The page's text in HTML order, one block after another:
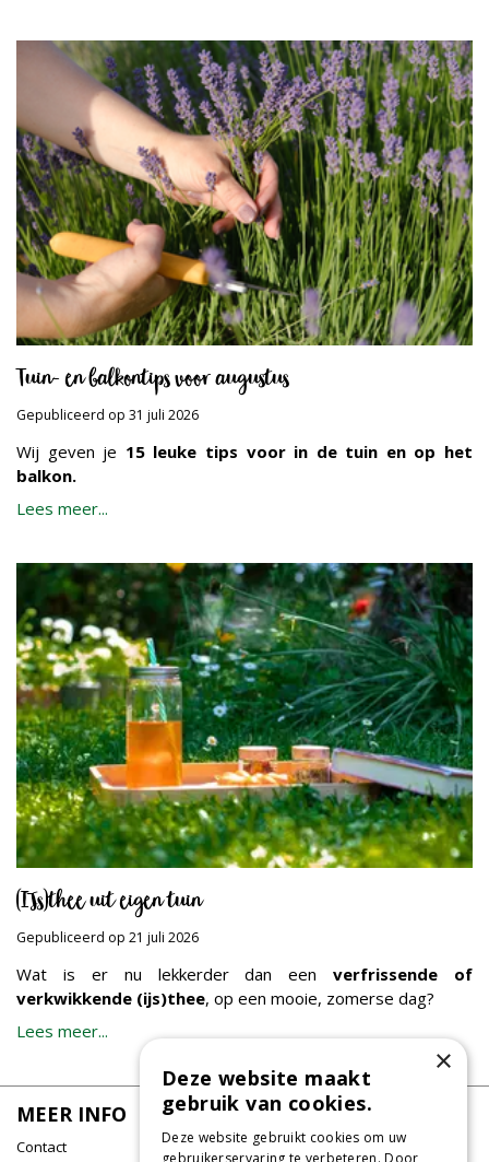
Tuin- en balkontips voor augustus
Gepubliceerd op 31 juli 2026
Wij geven je 15 leuke tips voor in de tuin en op het
balkon.
Lees meer...
(IJs)thee uit eigen tuin
Gepubliceerd op 21 juli 2026
Wat is er nu lekkerder dan eenverfrissende of
verkwikkende (ijs)thee, op een mooie, zomerse dag?
Lees meer...
MEER INFO
Contact
×
Deze website maakt
gebruik van cookies.
Deze website gebruikt cookies om uw
gebruikerservaring te verbeteren. Door